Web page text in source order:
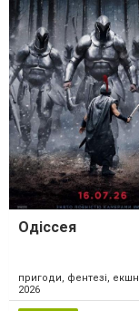
Одіссея
пригоди, фентезі,
2026